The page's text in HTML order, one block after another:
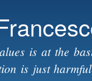
main
contentis at the
is just